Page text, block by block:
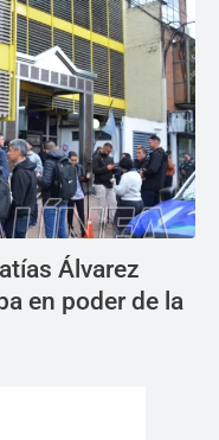
Álvarez
en poder de la